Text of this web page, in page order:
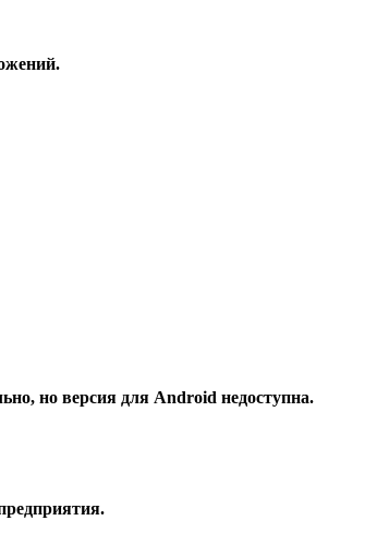
но версия для Android недоступна.